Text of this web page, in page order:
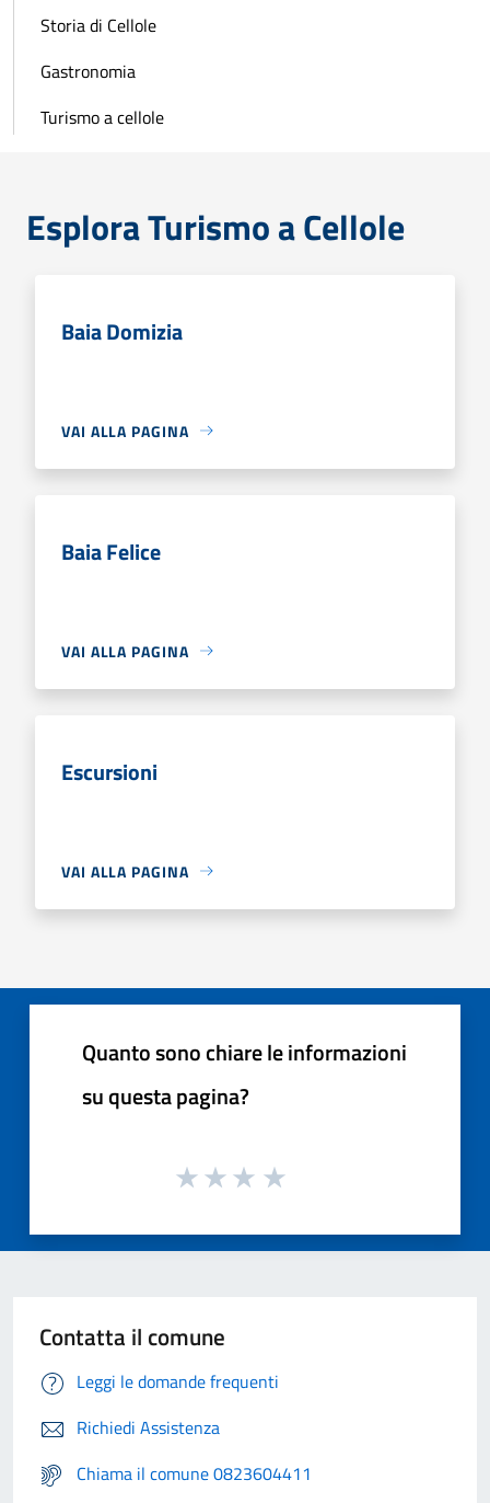
Storia di Cellole
Gastronomia
Turismo a cellole
Esplora Turismo a Cellole
Baia Domizia
VAI ALLA PAGINA
Baia Felice
VAI ALLA PAGINA
Escursioni
VAI ALLA PAGINA
Quanto sono chiare le informazioni
su questa pagina?
Contatta il comune
Leggi le domande frequenti
Richiedi Assistenza
Chiama il comune 0823604411